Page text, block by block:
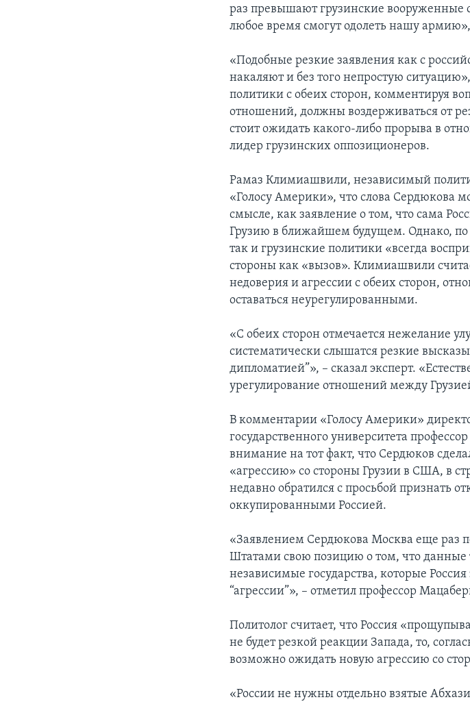
раз превышают грузинские вооруженные
любое время смогут одолеть нашу
«Подобные резкие заявления как с
накаляют и без того непростую
политики с обеих сторон, комментируя
отношений, должны воздерживаться от
стоит ожидать какого-либо прорыва в
лидер грузинских оппозиционеров.
Рамаз Климиашвили, независимый
«Голосу Америки», что слова Сердюкова
смысле, как заявление о том, что сама
Грузию в ближайшем будущем. Однако,
так и грузинские политики «всегда
стороны как «вызов». Климиашвили
недоверия и агрессии с обеих сторон,
оставаться неурегулированными.
«С обеих сторон отмечается нежелание
систематически слышатся резкие
дипломатией”», – сказал эксперт.
урегулирование отношений между
В комментарии «Голосу Америки»
государственного университета
внимание на тот факт, что Сердюков
«агрессию» со стороны Грузии в США, в
недавно обратился с просьбой признать
оккупированными Россией.
«Заявлением Сердюкова Москва еще раз
Штатами свою позицию о том, что данные
независимые государства, которые
“агрессии”», – отметил профессор
Политолог считает, что Россия
не будет резкой реакции Запада, то,
возможно ожидать новую агрессию со
«России не нужны отдельно взятые